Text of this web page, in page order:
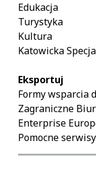
Edukacja
Turystyka
Kultura
Katowicka
Eksportuj
Formy wsparcia
Zagraniczne
Enterprise
Pomocne serwisy